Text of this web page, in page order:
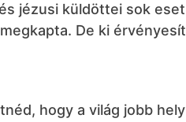
jézusi küldöttei sok
De ki
hogy a világ jobb